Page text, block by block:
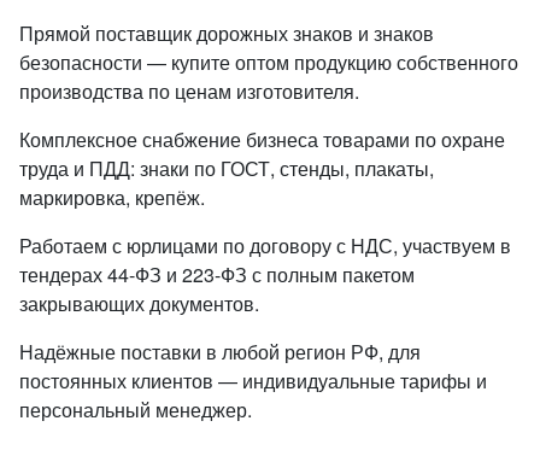
Прямой поставщик дорожных знаков и знаков
безопасности — купите оптом продукцию собственного
производства по ценам изготовителя.
Комплексное снабжение бизнеса товарами по охране
труда и ПДД: знаки по ГОСТ, стенды, плакаты,
маркировка, крепёж.
Работаем с юрлицами по договору с НДС, участвуем в
тендерах 44-ФЗ и 223-ФЗ с полным пакетом
закрывающих документов.
Надёжные поставки в любой регион РФ, для
постоянных клиентов — индивидуальные тарифы и
персональный менеджер.